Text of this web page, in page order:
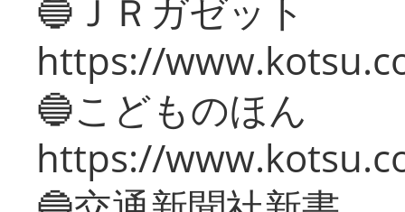
🔵ＪＲガゼット
https://
🔵こどものほん
https://